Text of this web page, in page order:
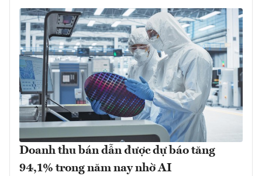
Doanh thu bán dẫn được dự báo tăng
94,1% trong năm nay nhờ AI